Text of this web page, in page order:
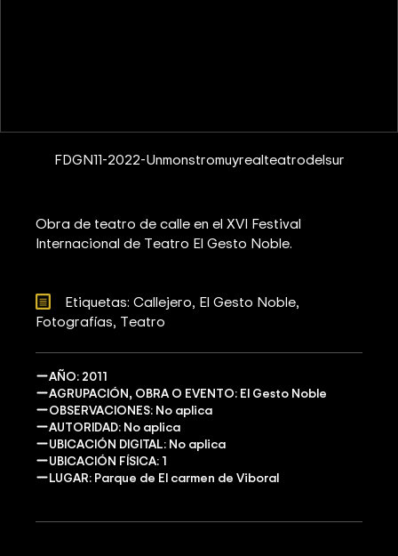
FDGN11-2022-Unmonstromuyrealteatrodelsur
Obra de teatro de calle en el XVI Festival
Internacional de Teatro El Gesto Noble.
Etiquetas: Callejero El Gesto Noble
Fotografías Teatro
AÑO: 2011
AGRUPACIÓN, OBRA O EVENTO: El Gesto Noble
OBSERVACIONES: No aplica
AUTORIDAD: No aplica
UBICACIÓN DIGITAL: No aplica
UBICACIÓN FÍSICA: 1
LUGAR: Parque de El carmen de Viboral